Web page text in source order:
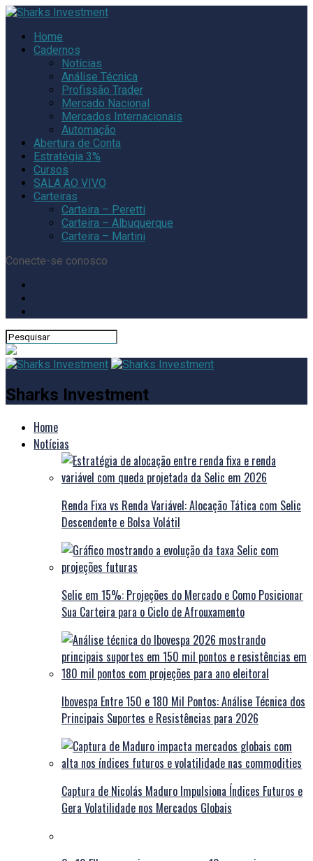
Home
Cadernos
Notícias
Análise Técnica
Profissão Trader
Mercado Nacional
Mercados Internacionais
Automação
Abertura de Conta
Estratégia 3%
Cursos
SALA AO VIVO
Carteiras
Carteira – Peretti
Carteira – Albuquerque
Carteira – Martini
Conecte-se conosco
Sharks Investment
Home
Notícias
Renda Fixa vs Renda Variável: Alocação Tática com Selic
Descendente e Bolsa Volátil
Selic em 15%: Projeções do Mercado e Como Posicionar
Sua Carteira para o Ciclo de Afrouxamento
Ibovespa Entre 150 e 180 Mil Pontos: Análise Técnica dos
Principais Suportes e Resistências para 2026
Captura de Nicolás Maduro Impulsiona Índices Futuros e
Gera Volatilidade nos Mercados Globais